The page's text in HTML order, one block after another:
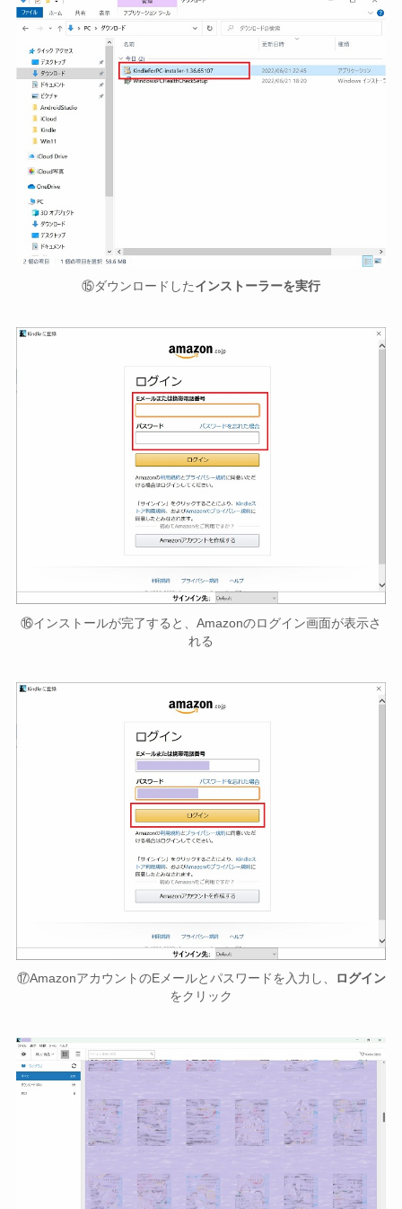
⑮ダウンロードしたインストーラーを実行
⑯インストールが完了すると、Amazonのログイン画面が表示さ
れる
⑰AmazonアカウントのEメールとパスワードを入力し、
ログイン
をクリック